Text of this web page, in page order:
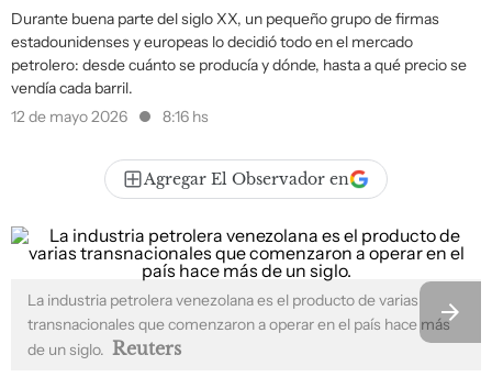
Durante buena parte del siglo XX, un pequeño grupo de firmas
estadounidenses y europeas lo decidió todo en el mercado
petrolero: desde cuánto se producía y dónde, hasta a qué precio se
vendía cada barril.
12 de mayo 2026
8:16 hs
Agregar El Observador en
La industria petrolera venezolana es el producto de varias
transnacionales que comenzaron a operar en el país hace más
de un siglo. Reuters